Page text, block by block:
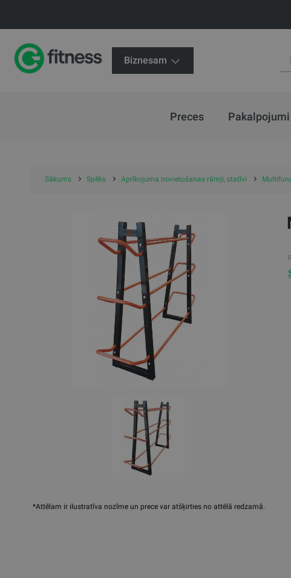
Biznesam
Preces Pakalpojumi
Sākums Spēks Aprīkojuma novietošanas rāmji, statīvi
*Attēlam ir ilustratīva nozīme un prece var atšķirties no attēlā redzamā.